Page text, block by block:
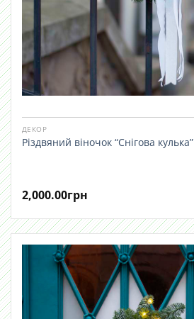
ДЕКОР
Різдвяний віночок “Снігова кулька”
2,000.00грн